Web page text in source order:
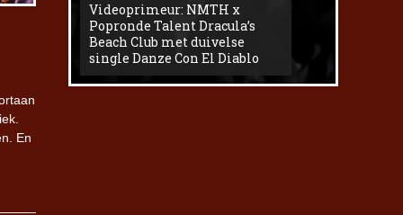
En
Videoprimeur: NMTH x
Popronde Talent Dracula’s
Beach Club met duivelse
single Danze Con El Diablo